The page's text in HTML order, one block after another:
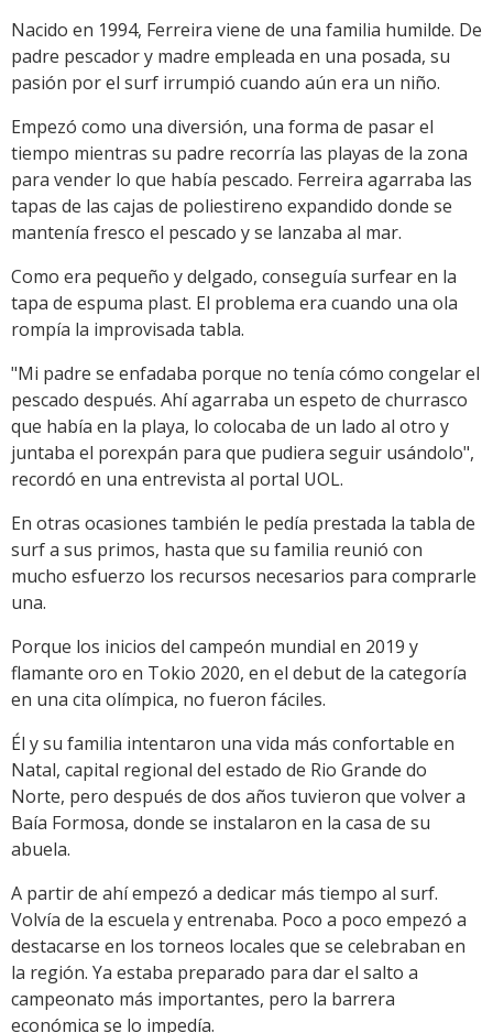
Nacido en 1994, Ferreira viene de una familia humilde. De
padre pescador y madre empleada en una posada, su
pasión por el surf irrumpió cuando aún era un niño.
Empezó como una diversión, una forma de pasar el
tiempo mientras su padre recorría las playas de la zona
para vender lo que había pescado. Ferreira agarraba las
tapas de las cajas de poliestireno expandido donde se
mantenía fresco el pescado y se lanzaba al mar.
Como era pequeño y delgado, conseguía surfear en la
tapa de espuma plast. El problema era cuando una ola
rompía la improvisada tabla.
"Mi padre se enfadaba porque no tenía cómo congelar el
pescado después. Ahí agarraba un espeto de churrasco
que había en la playa, lo colocaba de un lado al otro y
juntaba el porexpán para que pudiera seguir usándolo",
recordó en una entrevista al portal UOL.
En otras ocasiones también le pedía prestada la tabla de
surf a sus primos, hasta que su familia reunió con
mucho esfuerzo los recursos necesarios para comprarle
una.
Porque los inicios del campeón mundial en 2019 y
flamante oro en Tokio 2020, en el debut de la categoría
en una cita olímpica, no fueron fáciles.
Él y su familia intentaron una vida más confortable en
Natal, capital regional del estado de Rio Grande do
Norte, pero después de dos años tuvieron que volver a
Baía Formosa, donde se instalaron en la casa de su
abuela.
A partir de ahí empezó a dedicar más tiempo al surf.
Volvía de la escuela y entrenaba. Poco a poco empezó a
destacarse en los torneos locales que se celebraban en
la región. Ya estaba preparado para dar el salto a
campeonato más importantes, pero la barrera
económica se lo impedía.